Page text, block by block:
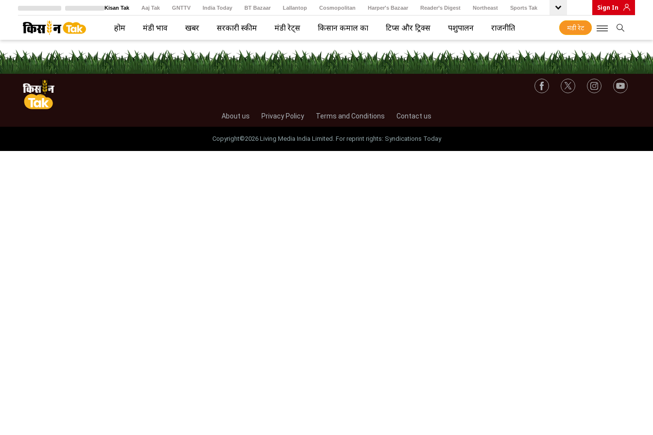
Kisan Tak Aaj Tak GNTTV India Today BT Bazaar Lallantop Cosmopolitan Harper's Bazaar Reader’s Digest Northeast Sports Tak
Crime Tak Astro Tak
Sign In
होम मंडी भाव खबरें सरकारी स्कीम मंडी रेट्स किसान कमाल का टिप्स और ट्रिक्स पशुपालन राजनीति मंडी रेट
About us Privacy Policy Terms and Conditions Contact us
Copyright©2026 Living Media India Limited. For reprint rights: Syndications Today